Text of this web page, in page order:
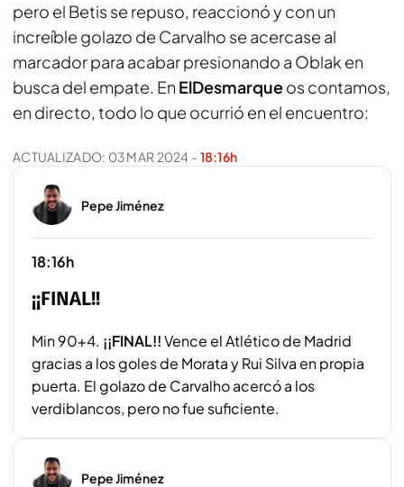
pero el Betis se repuso, reaccionó y con un
increíble golazo de Carvalho se acercase al
marcador para acabar presionando a Oblak en
busca del empate. En ElDesmarqueos contamos,
en directo, todo lo que ocurrió en el encuentro:
ACTUALIZADO: 03 MAR 2024 - 18:16h
Pepe Jiménez
18:16h
¡¡FINAL!!
Min 90+4. ¡¡FINAL!!Vence el Atlético de Madrid
gracias a los goles de Morata y Rui Silva en propia
puerta. El golazo de Carvalho acercó a los
verdiblancos, pero no fue suficiente.
Pepe Jiménez